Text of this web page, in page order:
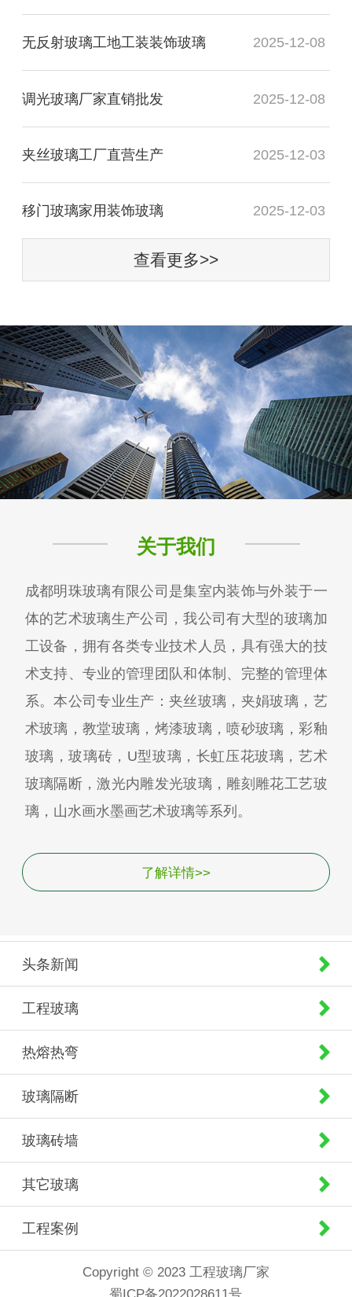
无反射玻璃工地工装装饰玻璃 2025-12-08
调光玻璃厂家直销批发 2025-12-08
夹丝玻璃工厂直营生产 2025-12-03
移门玻璃家用装饰玻璃 2025-12-03
查看更多>>
关于我们
成都明珠玻璃有限公司是集室内装饰与外装于一
体的艺术玻璃生产公司，我公司有大型的玻璃加
工设备，拥有各类专业技术人员，具有强大的技
术支持、专业的管理团队和体制、完整的管理体
系。本公司专业生产：夹丝玻璃，夹娟玻璃，艺
术玻璃，教堂玻璃，烤漆玻璃，喷砂玻璃，彩釉
玻璃，玻璃砖，U型玻璃，长虹压花玻璃，艺术
玻璃隔断，激光内雕发光玻璃，雕刻雕花工艺玻
璃，山水画水墨画艺术玻璃等系列。
了解详情>>
头条新闻
工程玻璃
热熔热弯
玻璃隔断
玻璃砖墙
其它玻璃
工程案例
Copyright © 2023 工程玻璃厂家
蜀ICP备2022028611号